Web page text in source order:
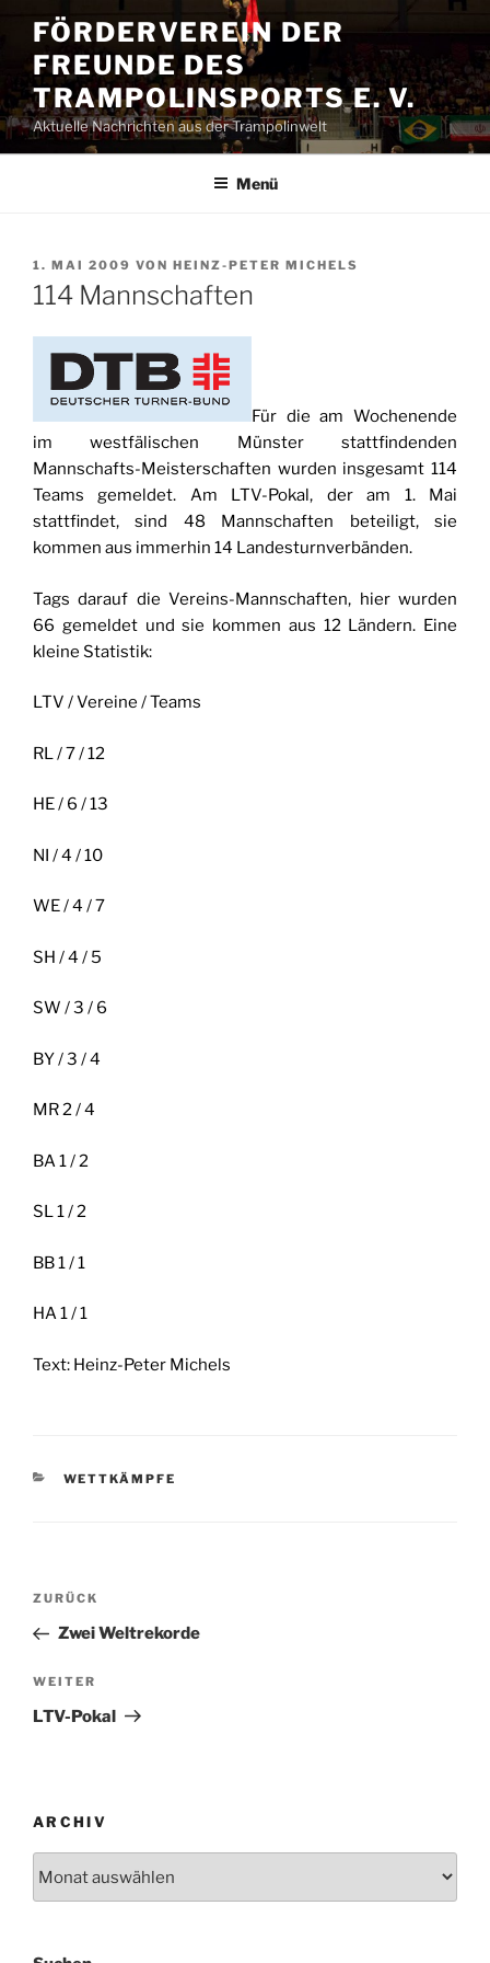
Inhalt
springen
FÖRDERVEREIN DER
FREUNDE DES
TRAMPOLINSPORTS E. V.
Aktuelle Nachrichten aus der Trampolinwelt
Menü
VERÖFFENTLICHT
AM
1. MAI 2009 VON HEINZ-PETER MICHELS
114 Mannschaften
Für die am Wochenende
im westfälischen Münster stattfindenden
Mannschafts-Meisterschaften wurden insgesamt 114
Teams gemeldet. Am LTV-Pokal, der am 1. Mai
stattfindet, sind 48 Mannschaften beteiligt, sie
kommen aus immerhin 14 Landesturnverbänden.
Tags darauf die Vereins-Mannschaften, hier wurden
66 gemeldet und sie kommen aus 12 Ländern. Eine
kleine Statistik:
LTV / Vereine / Teams
RL / 7 / 12
HE / 6 / 13
NI / 4 / 10
WE / 4 / 7
SH / 4 / 5
SW / 3 / 6
BY / 3 / 4
MR 2 / 4
BA 1 / 2
SL 1 / 2
BB 1 / 1
HA 1 / 1
Text: Heinz-Peter Michels
KATEGORIEN
WETTKÄMPFE
Beitragsnavigation
Vorheriger
Beitrag
ZURÜCK
Zwei Weltrekorde
Nächster
Beitrag
WEITER
LTV-Pokal
ARCHIV